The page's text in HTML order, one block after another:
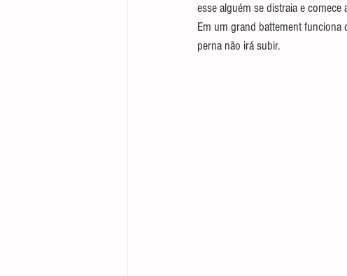
esse alguém se distraia e
Em um grand battement funciona
perna não irá subir.